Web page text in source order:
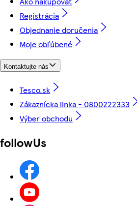
Registrácia
Objednanie doručenia
Moje obľúbené
Kontaktujte nás
Tesco.sk
Zákaznícka linka - 0800222333
Výber obchodu
followUs